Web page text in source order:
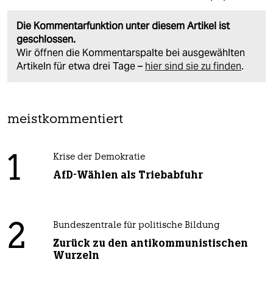
Die Kommentarfunktion unter diesem Artikel ist
geschlossen.
Wir öffnen die Kommentarspalte bei ausgewählten
Artikeln für etwa drei Tage – hier sind sie zu finden.
meistkommentiert
1 Krise der Demokratie
AfD-Wählen als Triebabfuhr
2 Bundeszentrale für politische Bildung
Zurück zu den antikommunistischen
Wurzeln